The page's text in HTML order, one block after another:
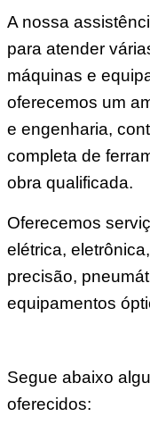
A nossa
para atender
máquinas e
oferecemos um
e engenharia,
completa de
obra qualificada.
Oferecemos
elétrica,
precisão,
equipamentos
Segue abaixo
oferecidos: